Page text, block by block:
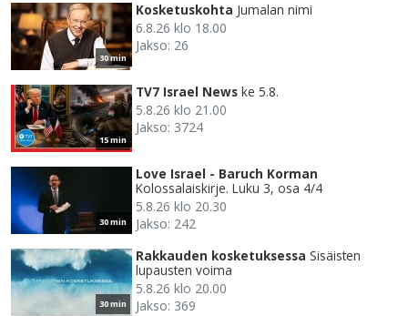
30 min
Kosketuskohta Jumalan nimi
6.8.26 klo 18.00
Jakso: 26
15 min
TV7 Israel News ke 5.8.
5.8.26 klo 21.00
Jakso: 3724
30 min
Love Israel - Baruch Korman
Kolossalaiskirje. Luku 3, osa 4/4
5.8.26 klo 20.30
Jakso: 242
30 min
Rakkauden kosketuksessa Sisäisten
lupausten voima
5.8.26 klo 20.00
Jakso: 369